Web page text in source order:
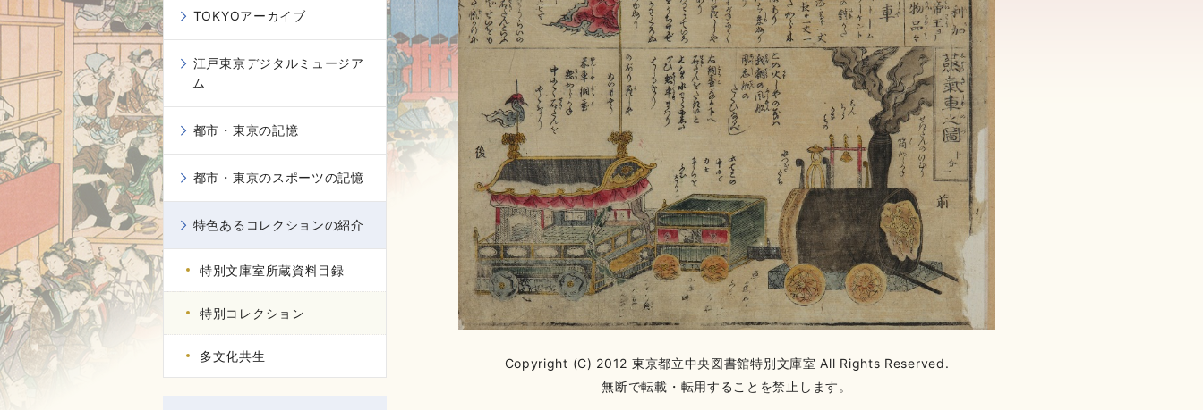
Copyright (C) 2012 東京都立中央図書館特別文庫室 All Rights Reserved.
無断で転載・転用することを禁止します。
TOKYOアーカイブ
江戸東京デジタルミュージア
ム
都市・東京の記憶
都市・東京のスポーツの記憶
特色あるコレクションの紹介
特別文庫室所蔵資料目録
特別コレクション
多文化共生